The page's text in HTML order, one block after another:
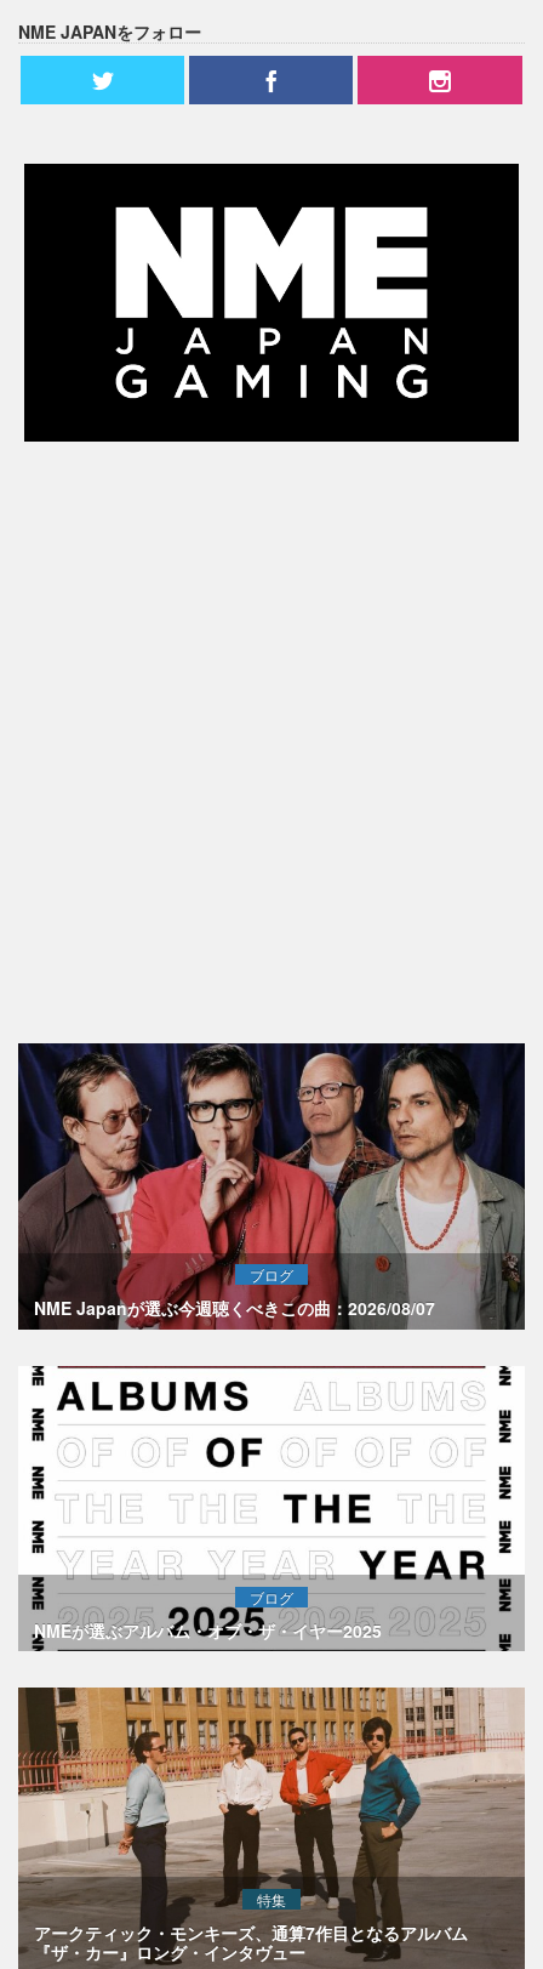
NME JAPANをフォロー
ブログ
NME Japanが選ぶ今週聴くべきこの曲：2026/08/07
ブログ
NMEが選ぶアルバム・オブ・ザ・イヤー2025
特集
アークティック・モンキーズ、通算7作目となるアルバム
『ザ・カー』ロング・インタヴュー